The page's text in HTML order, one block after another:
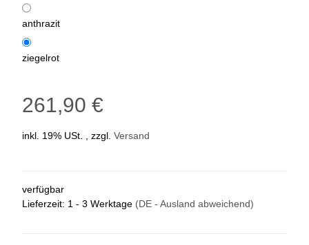
anthrazit
ziegelrot
261,90 €
inkl. 19% USt. , zzgl. Versand
verfügbar
Lieferzeit: 1 - 3 Werktage (DE - Ausland abweichend)